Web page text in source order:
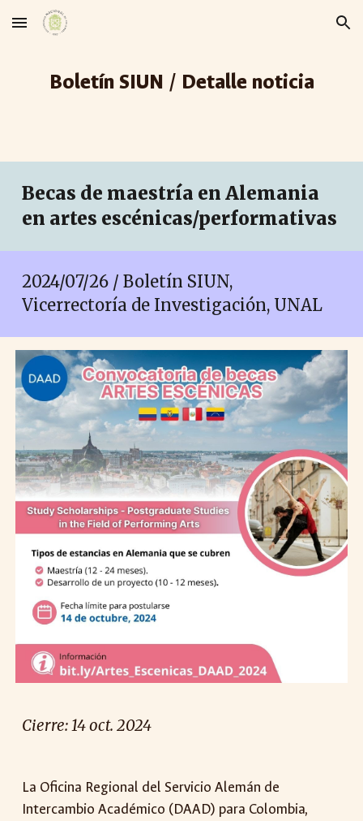
Skip to main content Skip to navigation
Boletín SIUN / Detalle noticia
Becas de maestría en Alemania
en artes escénicas/performativas
2024/07/26 / Boletín SIUN,
Vicerrectoría de Investigación, UNAL
Cierre: 14 oct. 2024
La Oficina Regional del Servicio Alemán de
Intercambio Académico (DAAD) para Colombia,